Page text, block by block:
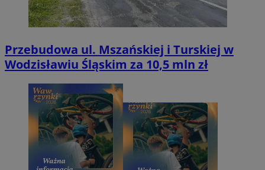
Przebudowa ul. Mszańskiej i Turskiej w
Wodzisławiu Śląskim za 10,5 mln zł